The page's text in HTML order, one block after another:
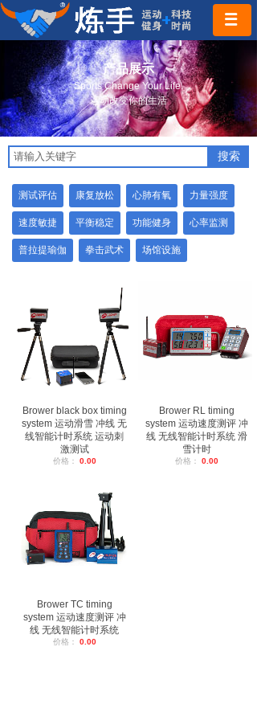
产品展示
Sports Change Your Life.
运动改变你的生活
搜索
测试评估 康复放松 心肺有氧 力量强度
速度敏捷 平衡稳定 功能健身 心率监测
普拉提瑜伽 拳击武术 场馆设施
Brower black box timing
system 运动滑雪 冲线 无
线智能计时系统 运动刺
激测试
价格： 0.00
Brower RL timing
system 运动速度测评 冲
线 无线智能计时系统 滑
雪计时
价格： 0.00
Brower TC timing
system 运动速度测评 冲
线 无线智能计时系统
价格： 0.00